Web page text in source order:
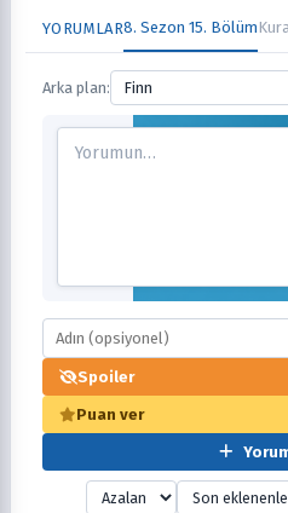
YORUMLAR8. Sezon 15. Bölüm
Arka plan: Finn
Spoiler
Puan ver